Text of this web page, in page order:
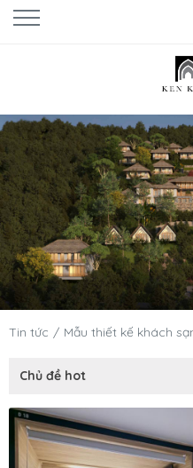
Tin tức Mẫu thiết kế khách
Chủ đề hot